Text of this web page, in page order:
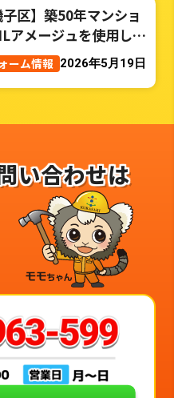
子区】築50年マンショ
アメージュを使用した
ーム事例
ーム情報 2026年5月19日
い合わせは